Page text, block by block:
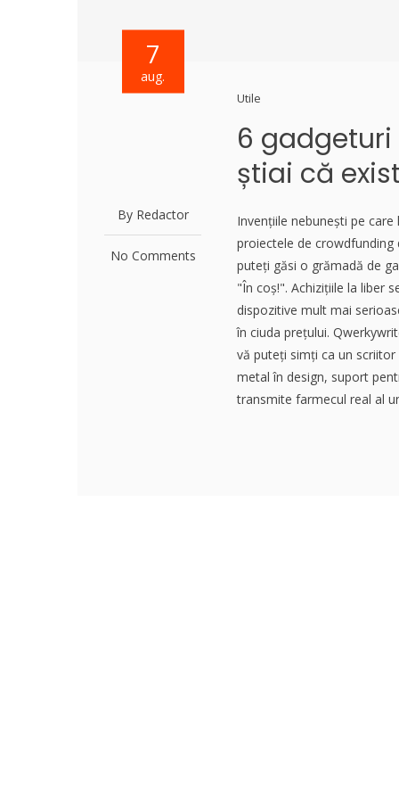
7
aug.
By Redactor
No Comments
Utile
6
știai că
Invențiile nebunești pe
proiectele de crowdfunding
puteți găsi o grămadă de
"În coș!". Achizițiile la liber
dispozitive mult mai
în ciuda prețului.
vă puteți simți ca un
metal în design, suport
transmite farmecul real al